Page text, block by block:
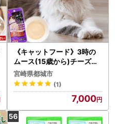
《キャットフード》3時の
ムース(15歳から)チーズ仕
立て※ポスト投函〔LE-330
4〕キャットフード 15歳か
ら チーズ仕立て 長寿猫 健
康 食べやすさ とろ～り グ
ルコサミン DHA EPA オリ
ゴ糖配合
宮崎県都城市
(1)
7,000